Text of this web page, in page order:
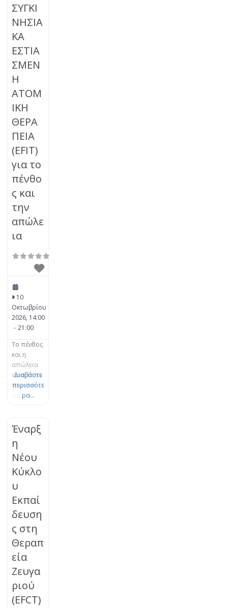
ΣΥΓΚΙ
ΝΗΣΙΑ
ΚΑ
ΕΣΤΙΑ
ΣΜΕΝ
Η
ΑΤΟΜ
ΙΚΗ
ΘΕΡΑ
ΠΕΙΑ
(EFIT)
για το
πένθο
ς και
την
απώλε
ια
10
Οκτωβρίου
2026, 14:00
- 21:00
Το πένθος
και η
απώλεια
είναι στον
πυρήνα
Δεσμού.
Το πένθος
είναι μια
φυσική,
οργανική
διεργασία
εξέλιξης
και
γής, η
οποία
μπορεί να
μπλοκαρισ
τεί. Τα
βιώματα
απώλειας
μπορούν
Διαβάστε
περισσότε
ρα...
Έναρξ
η
Νέου
Κύκλο
υ
Εκπαί
δευση
ς στη
Θεραπ
εία
Ζευγα
ριού
(EFCT)